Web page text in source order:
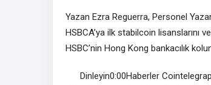
Yazan Ezra Reguerra, Personel
HSBCA’ya ilk stabilcoin lisanslarını
HSBC’nin Hong Kong bankacılık
Dinleyin0:00Haberler